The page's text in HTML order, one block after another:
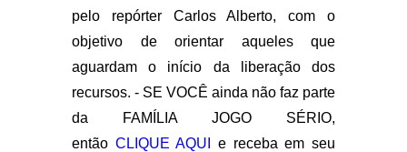
pelo repórter Carlos Alberto, com o
objetivo de orientar aqueles que
aguardam o início da liberação dos
recursos. - SE VOCÊ ainda não faz parte
da FAMÍLIA JOGO SÉRIO,
então CLIQUE AQUI
e receba em seu